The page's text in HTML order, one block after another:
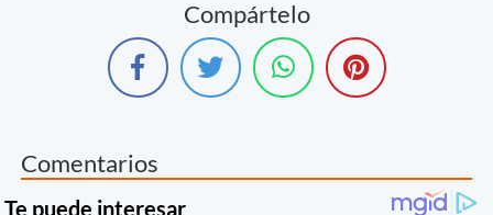
Compártelo
Comentarios